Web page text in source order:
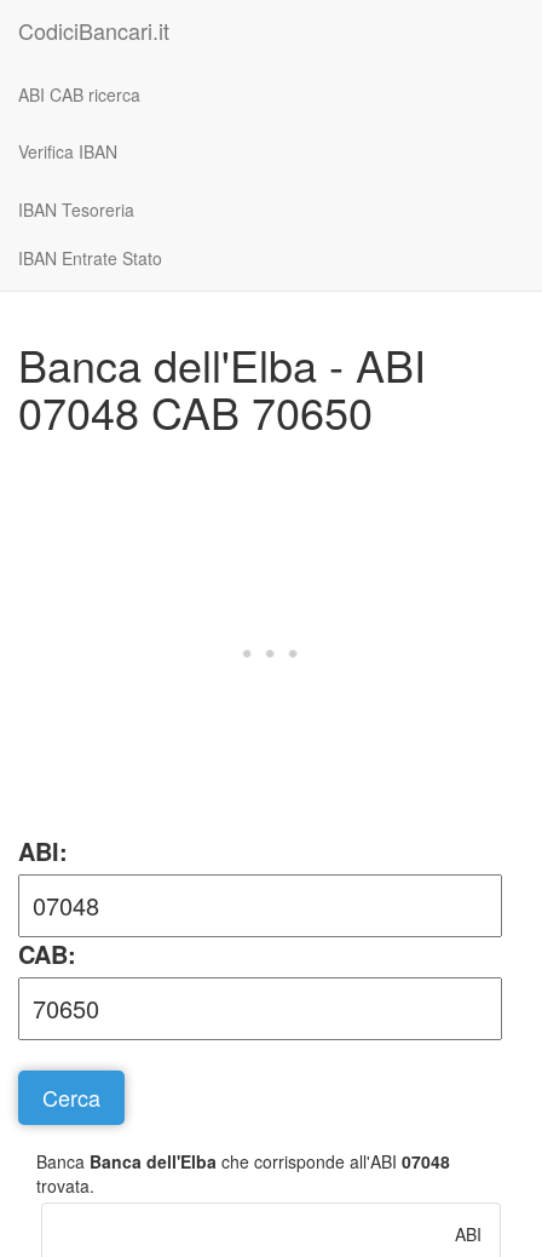
CodiciBancari.it
ABI CAB ricerca
Verifica IBAN
IBAN Tesoreria
IBAN Entrate Stato
Banca dell'Elba - ABI
07048 CAB 70650
ABI:
CAB:
Banca Banca dell'Elba che corrisponde all'ABI 07048
trovata.
ABI